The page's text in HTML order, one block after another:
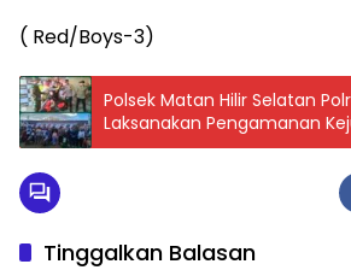
( Red/Boys-3)
Polsek Matan Hilir Selatan
Laksanakan Pengamanan
Grasstrack Fun Race Beach
Tinggalkan Balasan